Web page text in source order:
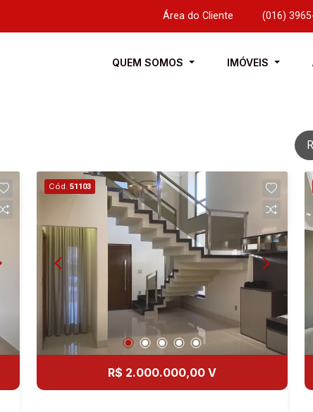
Área do Cliente (016)
QUEM SOMOS IMÓVEIS
Cód. 51103
R$ 2.000.000,00 V